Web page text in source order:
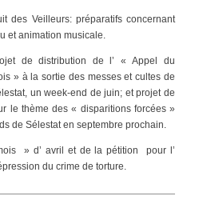
des Veilleurs: préparatifs concernant
et animation musicale.
de distribution de l’ « Appel du
» à la sortie des messes et cultes de
un week-end de juin; et projet de
le thème des « disparitions forcées »
de Sélestat en septembre prochain.
» d’ avril et de la pétition pour l’
du crime de torture.